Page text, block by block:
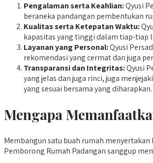
Pengalaman serta Keahlian:Qyusi
beraneka pandangan pembentukan
Kualitas serta Ketepatan Waktu:
kapasitas yang tinggi dalam tiap-tiap
Layanan yang Personal:Qyusi
rekomendasi yang cermat dan juga
Transparansi dan Integritas:Qyusi
yang jelas dan juga rinci, juga
yang sesuai bersama yang diharapkan.
Mengapa
Membangun satu buah rumah
Pemborong Rumah Padangan sanggup